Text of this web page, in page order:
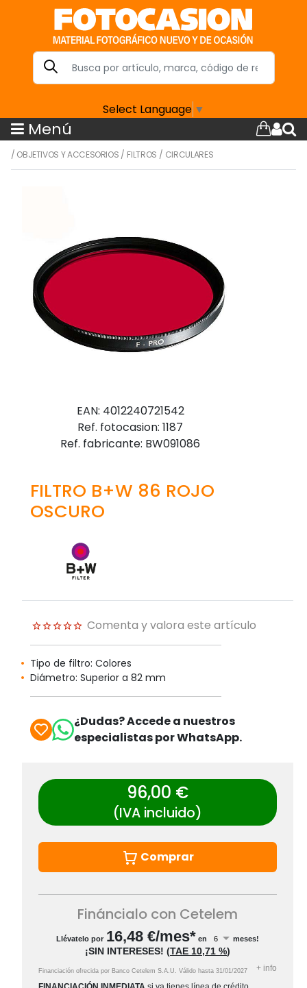
Select Language ▼
Menú
/ OBJETIVOS Y ACCESORIOS / FILTROS / CIRCULARES
EAN: 4012240721542
Ref. fotocasion: 1187
Ref. fabricante: BW091086
FILTRO B+W 86 ROJO
OSCURO
Comenta y valora este artículo
Tipo de filtro: Colores
Diámetro: Superior a 82 mm
¿Dudas? Accede a nuestros
especialistas por WhatsApp.
96,00 €
(IVA incluido)
Comprar
Fináncialo con Cetelem
Llévatelo por 16,48 €/mes* en meses!
¡SIN INTERESES! (TAE 10,71 %)
Financiación ofrecida por Banco Cetelem S.A.U. Válido hasta 31/01/2027 + info